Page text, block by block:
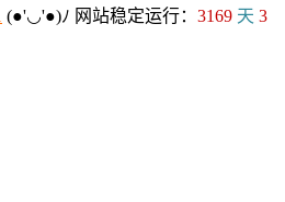
(●'◡'●)ﾉ 网站稳定运行： 3169 天 3